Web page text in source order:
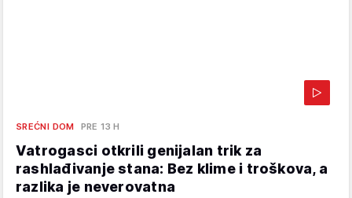
SREĆNI DOM PRE 13 H
Vatrogasci otkrili genijalan trik za
rashlađivanje stana: Bez klime i troškova, a
razlika je neverovatna